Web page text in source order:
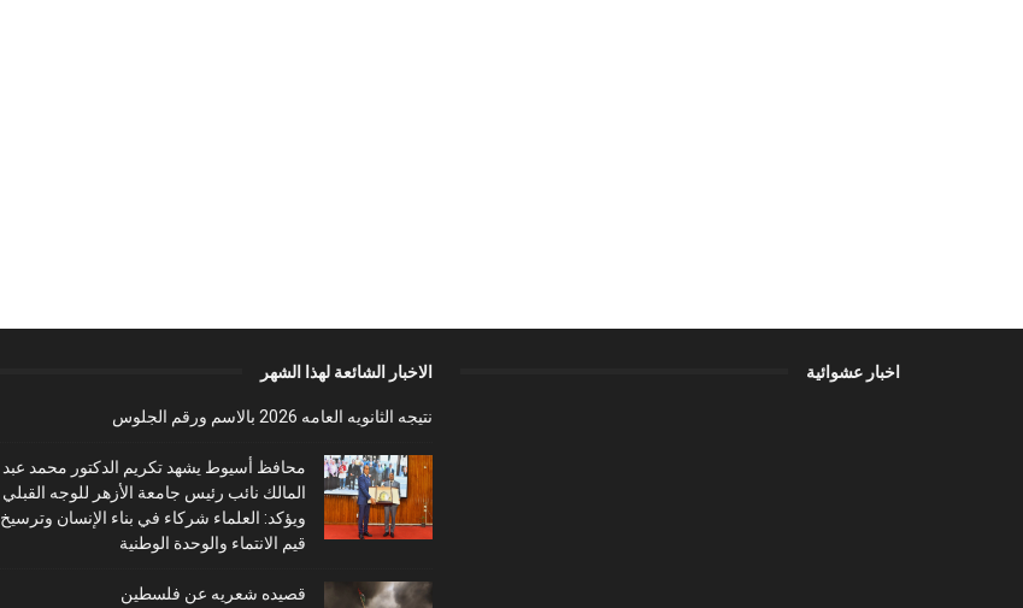
اخبار عشوائية الاخبار الشائعة لهذا الشهر
نتيجه الثانويه العامه 2026 بالاسم ورقم الجلوس
محافظ أسيوط يشهد تكريم الدكتور محمد عبد
المالك نائب رئيس جامعة الأزهر للوجه القبلي
ويؤكد: العلماء شركاء في بناء الإنسان وترسيخ
قيم الانتماء والوحدة الوطنية
قصيده شعريه عن فلسطين